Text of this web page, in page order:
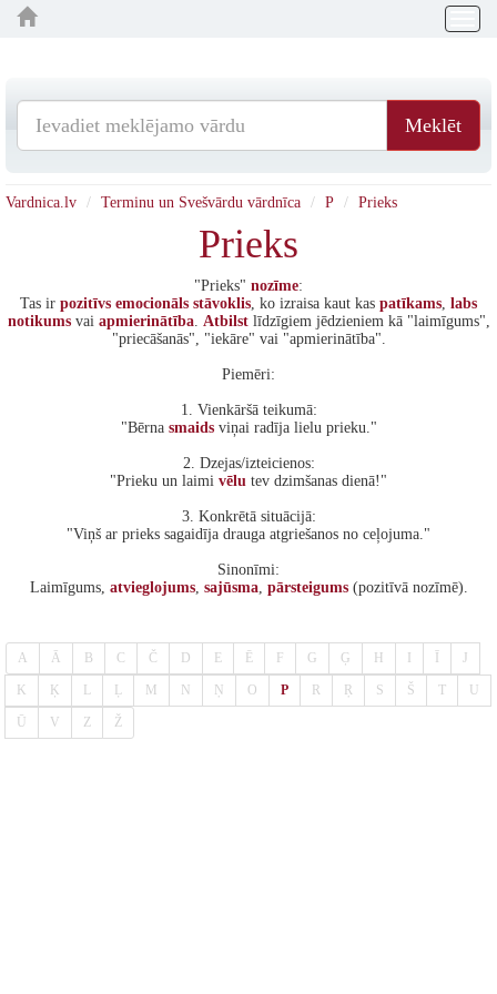
Meklēt
Vardnica.lv Terminu un Svešvārdu vārdnīca P Prieks
Prieks
"Prieks" nozīme:
Tas ir pozitīvs emocionāls stāvoklis, ko izraisa kaut kas patīkams, labs
notikumsvai apmierinātība. Atbilstlīdzīgiem jēdzieniem kā "laimīgums",
"priecāšanās", "iekāre" vai "apmierinātība".
Piemēri:
1. Vienkāršā teikumā:
"Bērna smaidsviņai radīja lielu prieku."
2. Dzejas/izteicienos:
"Prieku un laimi vēlu tev dzimšanas dienā!"
3. Konkrētā situācijā:
"Viņš ar prieks sagaidīja drauga atgriešanos no ceļojuma."
Sinonīmi:
Laimīgums, atvieglojums, sajūsma, pārsteigums(pozitīvā nozīmē).
A Ā B C Č D E Ē F G Ģ H J
K Ķ L Ļ M N Ņ O P R Ŗ S Š T U
Ū V Z Ž